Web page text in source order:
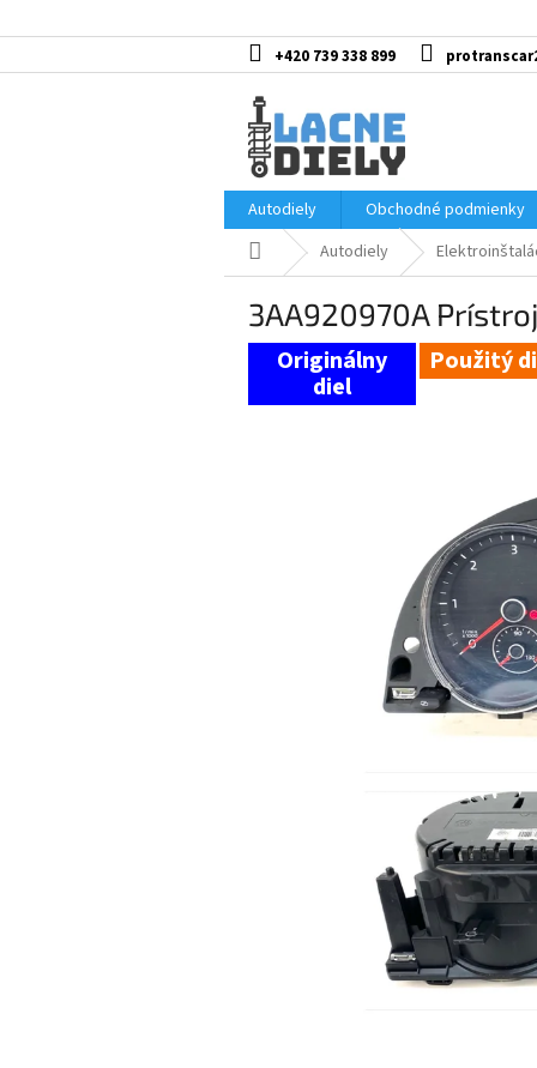
na
+420 739 338 899
Autodiely
Obchodné podmienky
DomovAutodiely
3AA920970A
Použitý